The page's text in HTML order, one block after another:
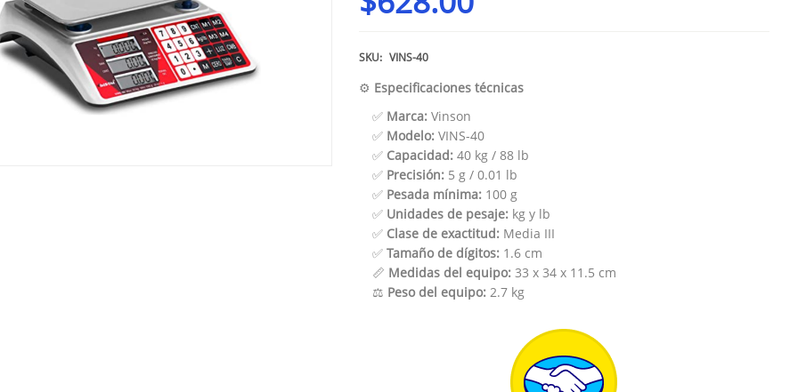
SKU: VINS-40
⚙️ Especificaciones técnicas
✅ Marca:Vinson
✅ Modelo:VINS-40
✅ Capacidad:40 kg / 88 lb
✅ Precisión:5 g / 0.01 lb
✅ Pesada mínima:100 g
✅ Unidades de pesaje:kg y lb
✅ Clase de exactitud:Media III
✅ Tamaño de dígitos:1.6 cm
📏 Medidas del equipo:33 x 34 x 11.5 cm
⚖️ Peso del equipo:2.7 kg